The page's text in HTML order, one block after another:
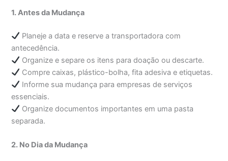
1. Antes da Mudança
Planeje a data e reserve a transportadora com
antecedência.
Organize e separe os itens para doação ou descarte.
Compre caixas, plástico-bolha, fita adesiva e etiquetas.
Informe sua mudança para empresas de serviços
essenciais.
Organize documentos importantes em uma pasta
separada.
2. No Dia da Mudança